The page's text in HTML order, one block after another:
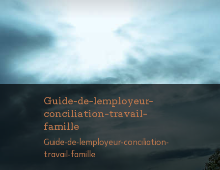
Guide-de-lemployeur-
conciliation-travail-
famille
Guide-de-lemployeur-conciliation-
travail-famille